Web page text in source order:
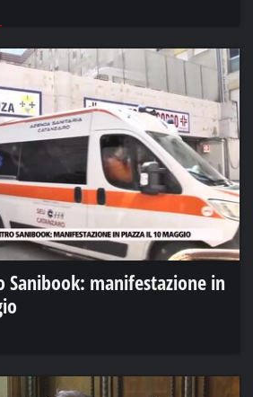
Sanibook: manifestazione in